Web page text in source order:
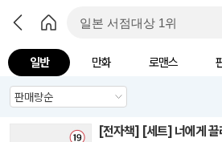
일반 만화 로맨스
[전자책] [세트] 너에게